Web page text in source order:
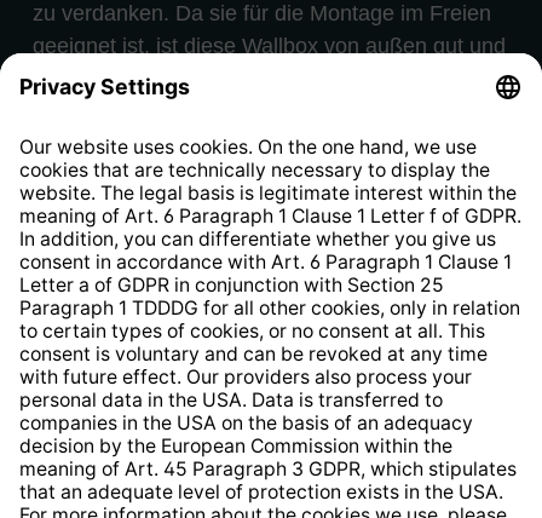
zu verdanken. Da sie für die Montage im Freien
geeignet ist, ist diese Wallbox von außen gut und
sicher verkapselt. Jedoch ist eine Wallbox auch
nur reinem Regenwasser. Denn auch Staub oder
gar unbefugter Umgang können zur Minderung
der Ladeleistung oder zur Beschädigung der
Wallbox führen. Daher verfügt die TECHNIVOLT
101 über die Schutzklasse IP54. Das bedeutet,
dass sie gut gegen Staub, nicht erwünschte
Berührungen sowie gegen Spritzwasser
geschützt ist. Diese Schutzklasse ist besonders
wichtig, da sonst für besseren Wetterschutz
gesorgt werden muss, was wiederum
Zusatzkosten verursacht. Bei der TECHNIVOLT
101 ist der Wetterschutz inklusive.